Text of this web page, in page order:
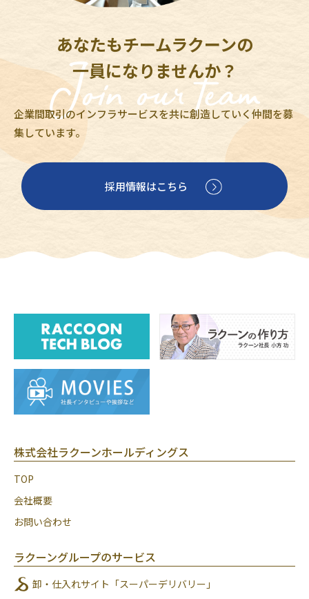
あなたもチームラクーンの
一員になりませんか？
企業間取引のインフラサービスを共に創造していく仲間を募
集しています。
採用情報はこちら
株式会社ラクーンホールディングス
TOP
会社概要
お問い合わせ
ラクーングループのサービス
卸・仕入れサイト「スーパーデリバリー」